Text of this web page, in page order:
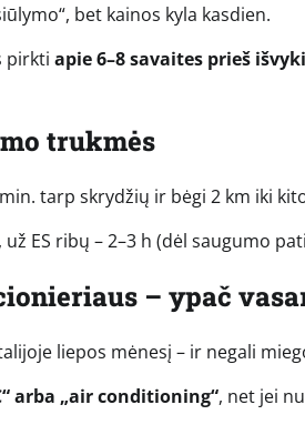
bet kainos kyla kasdien.
pirkti apie 6–8 savaites prieš
trukmės
tarp skrydžių ir bėgi 2 km iki
ES ribų – 2–3 h (dėl saugumo
– ypač
liepos mėnesį – ir negali
arba „air conditioning“, net jei